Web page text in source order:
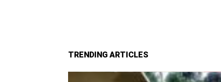
TRENDING ARTICLES